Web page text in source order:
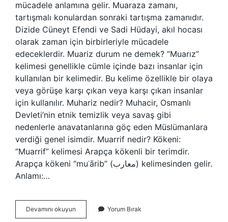
mücadele anlamına gelir. Muaraza zamanı,
tartışmalı konulardan sonraki tartışma zamanıdır.
Dizide Cüneyt Efendi ve Sadi Hüdayi, akıl hocası
olarak zaman için birbirleriyle mücadele
edeceklerdir. Muariz durum ne demek? “Muarız”
kelimesi genellikle cümle içinde bazı insanlar için
kullanılan bir kelimedir. Bu kelime özellikle bir olaya
veya görüşe karşı çıkan veya karşı çıkan insanlar
için kullanılır. Muhariz nedir? Muhacir, Osmanlı
Devleti’nin etnik temizlik veya savaş gibi
nedenlerle anavatanlarına göç eden Müslümanlara
verdiği genel isimdir. Muarrif nedir? Kökeni:
“Muarrif” kelimesi Arapça kökenli bir terimdir.
Arapça kökeni “muʿārib” (معارب) kelimesinden gelir.
Anlamı:…
Devamını okuyun
Nedir
Yorum Bırak